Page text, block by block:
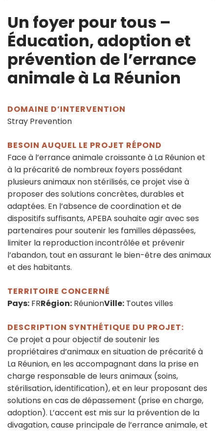
Un foyer pour tous –
Éducation, adoption et
prévention de l’errance
animale à La Réunion
DOMAINE D’INTERVENTION
Stray Prevention
BESOIN AUQUEL LE PROJET RÉPOND
Face à l’errance animale croissante à La Réunion et
à la précarité de nombreux foyers possédant
plusieurs animaux non stérilisés, ce projet vise à
proposer des solutions concrètes, durables et
adaptées. En l’absence de coordination et de
dispositifs suffisants, APEBA souhaite agir avec ses
partenaires pour soutenir les familles dépassées,
limiter la reproduction incontrôlée et prévenir
l’abandon, tout en assurant le bien-être des animaux
et des habitants.
TERRITOIRE CONCERNÉ
Pays: FRRégion: RéunionVille: Toutes villes
DESCRIPTION SYNTHÉTIQUE DU PROJET:
Ce projet a pour objectif de soutenir les
propriétaires d’animaux en situation de précarité à
La Réunion, en les accompagnant dans la prise en
charge responsable de leurs animaux (soins,
stérilisation, identification), et en leur proposant des
solutions en cas de dépassement (prise en charge,
adoption). L’accent est mis sur la prévention de la
divagation, cause principale de l’errance animale, et